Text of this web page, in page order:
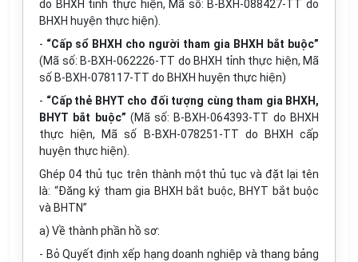
do BHXH tỉnh thực hiện, Mã số: B-BXH-088427-TT do
BHXH huyện thực hiện).
- “Cấp sổ BHXH cho người tham gia BHXH bắt buộc”
(Mã số: B-BXH-062226-TT do BHXH tỉnh thực hiện, Mã
số B-BXH-078117-TT do BHXH huyện thực hiện)
- “Cấp thẻ BHYT cho đối tượng cùng tham gia BHXH,
BHYT bắt buộc” (Mã số: B-BXH-064393-TT do BHXH
thực hiện, Mã số B-BXH-078251-TT do BHXH cấp
huyện thực hiện).
Ghép 04 thủ tục trên thành một thủ tục và đặt lại tên
là: “Đăng ký tham gia BHXH bắt buộc, BHYT bắt buộc
và BHTN”
a) Về thành phần hồ sơ:
- Bỏ Quyết định xếp hạng doanh nghiệp và thang bảng